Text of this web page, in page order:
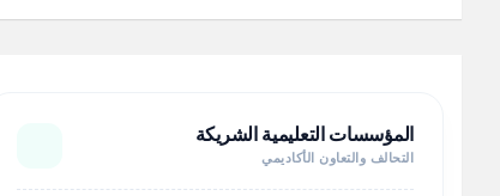
المؤسسات التعليمية الشريكة
التحالف والتعاون الأكاديمي